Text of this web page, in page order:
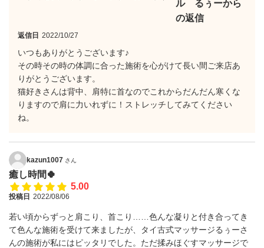
ル るぅーから
の返信
返信日 2022/10/27
いつもありがとうございます♪
その時その時の体調に合った施術を心がけて長い間ご来店あ
りがとうございます。
猫好きさんは背中、肩特に首なのでこれからだんだん寒くな
りますので肩に力いれずに！ストレッチしてみてください
ね。
kazun1007 さん
癒し時間🍀
5.00
投稿日 2022/08/06
若い頃からずっと肩こり、首こり……色んな凝りと付き合ってき
て色んな施術を受けて来ましたが、タイ古式マッサージるぅーさ
んの施術が私にはピッタリでした。ただ揉みほぐすマッサージで